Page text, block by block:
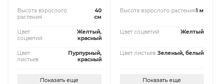
Высота взрослого
растения
40
см
Цвет
соцветий
Желтый,
красный
Цвет
листьев
Пурпурный,
красный
Показать еще
Высота взрослого растения1 м
Цвет соцветий Желтый
Цвет листьев Зеленый, белый
Показать еще